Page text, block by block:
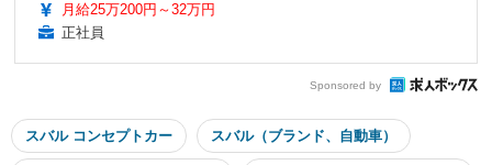
月給25万200円～32万円
正社員
Sponsored by
スバル コンセプトカー スバル（ブランド、自動車）